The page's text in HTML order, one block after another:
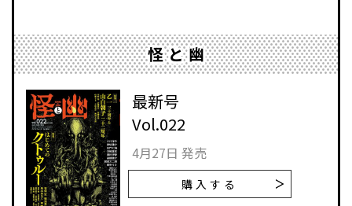
怪と幽
最新号
Vol.022
4月27日 発売
購入する